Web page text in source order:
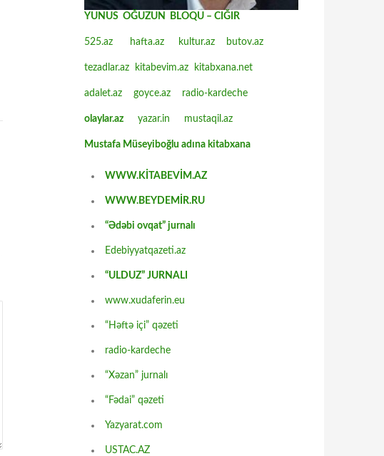
YUNUS OĞUZUN BLOQU – CIĞIR
525.az hafta.az kultur.az butov.az
tezadlar.az kitabevim.az kitabxana.net
adalet.az goyce.az radio-kardeche
olaylar.az yazar.in mustaqil.az
Mustafa Müseyiboğlu adına kitabxana
WWW.KİTABEVİM.AZ
WWW.BEYDEMİR.RU
“Ədəbi ovqat” jurnalı
Edebiyyatqazeti.az
“ULDUZ” JURNALI
www.xudaferin.eu
“Həftə içi” qəzeti
radio-kardeche
“Xəzan” jurnalı
“Fədai” qəzeti
Yazyarat.com
USTAC.AZ